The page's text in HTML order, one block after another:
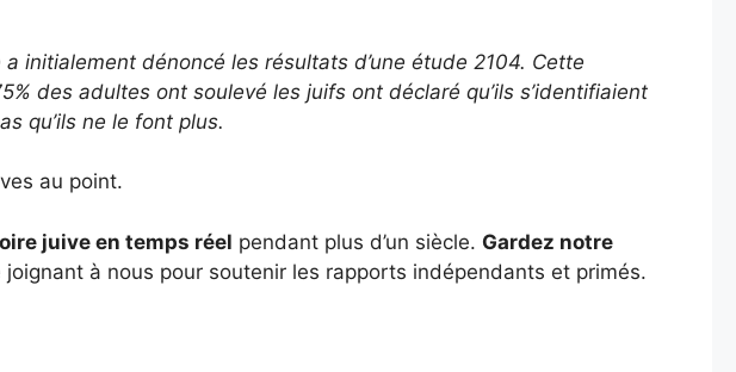
a initialement dénoncé les résultats d’une étude 2104. Cette
des adultes ont soulevé les juifs ont déclaré qu’ils s’identifiaient
qu’ils ne le font plus.
au point.
juive en temps réel pendant plus d’un siècle. Gardez notre
joignant à nous pour soutenir les rapports indépendants et primés.